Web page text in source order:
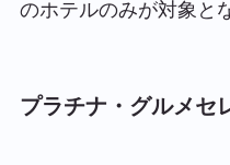
のホテルのみが対象と
プラチナ・グルメセ